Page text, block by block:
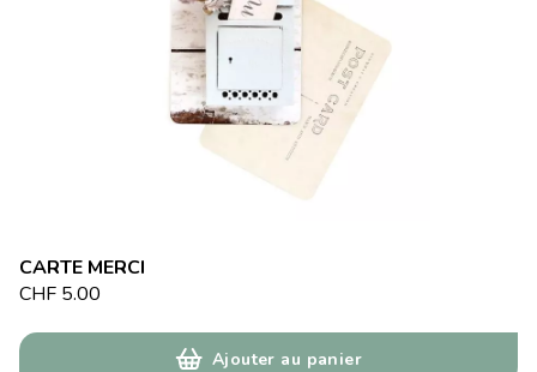
CARTE MERCI
CHF 5.00
Ajouter au panier